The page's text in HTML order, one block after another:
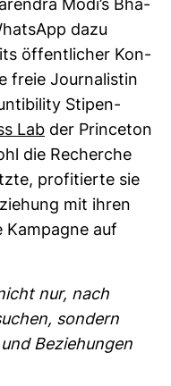
Modi’s Bha­
dazu
öffent­li­cher Kon­
freie Jour­na­listin
Sti­pen­
Lab der Prin­ceton
die Recherche
pro­fi­tierte sie
mit ihren
Kam­pagne auf
nur, nach
son­dern
Bezie­hungen